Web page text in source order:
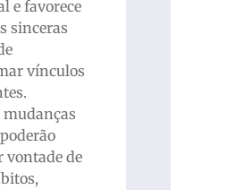
e favorece
sinceras
vínculos
vontade de